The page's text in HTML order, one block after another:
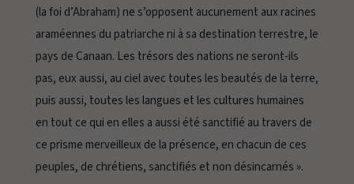
(la foi d’Abraham) ne s’opposent aucunement aux racines
araméennes du patriarche ni à sa destination terrestre, le
pays de Canaan. Les trésors des nations ne seront-ils
pas, eux aussi, au ciel avec toutes les beautés de la terre,
puis aussi, toutes les langues et les cultures humaines
en tout ce qui en elles a aussi été sanctifié au travers de
ce prisme merveilleux de la présence, en chacun de ces
peuples, de chrétiens, sanctifiés et non désincarnés ».